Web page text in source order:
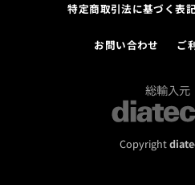
特定商取引法に基づく表
お問い合わせ ご
総輸入元
Copyright